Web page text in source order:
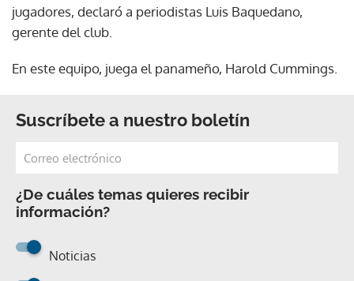
jugadores, declaró a periodistas Luis Baquedano,
gerente del club.
En este equipo, juega el panameño, Harold Cummings.
Suscríbete a nuestro boletín
¿De cuáles temas quieres recibir
información?
Noticias